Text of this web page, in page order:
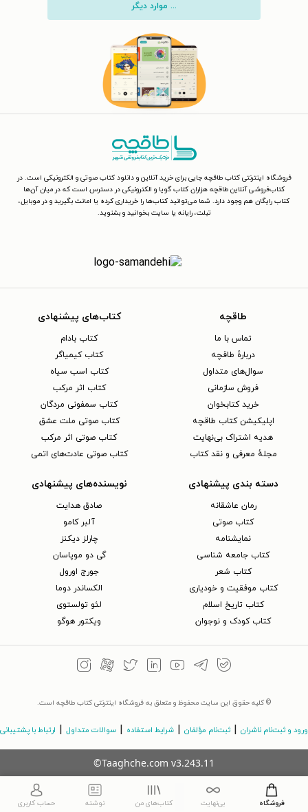
... موارد دیگر
فروشگاه اینترنتی کتاب طاقچه جایی برای خرید آنلاین و دانلود کتاب صوتی و الکترونیکی است. در
کتاب‌فروشی آنلاین طاقچه هزاران کتاب گویا و الکترونیکی در دسترس است که در میان آن‌ها
کتاب رایگان هم وجود دارد. شما می‌توانید کتاب‌ها را خریداری کرده یا امانت بگیرید و در موبایل،
تبلت، رایانه یا سایت بخوانید و بشنوید.
طاقچه
تماس با ما
دربارهٔ طاقچه
سوال‌های متداول
فروش سازمانی
خرید کتابخوان
اپلیکیشن کتاب طاقچه
هدیه اشتراک بی‌نهایت
مجلهٔ معرفی و نقد کتاب
کتاب‌های پیشنهادی
کتاب بادام
کتاب کیمیاگر
کتاب اسب سیاه
کتاب اثر مرکب
کتاب سمفونی مردگان
کتاب صوتی ملت عشق
کتاب صوتی اثر مرکب
کتاب صوتی عادت‌های اتمی
دسته بندی پیشنهادی
رمان عاشقانه
کتاب‌ صوتی
نمایشنامه
کتاب جامعه شناسی
کتاب شعر
کتاب موفقیت و خودیاری
کتاب تاریخ اسلام
کتاب کودک و نوجوان
نویسنده‌های پیشنهادی
صادق هدایت
آلبر کامو
چارلز دیکنز
گی دو موپاسان
جورج اورول
الکساندر دوما
لئو تولستوی
ویکتور هوگو
© کلیه حقوق این سایت محفوظ و متعلق به فروشگاه اینترنتی کتاب طاقچه است.
ورود و ثبت‌نام ناشران | ثبت‌نام مؤلفان | شرایط استفاده | سوالات متداول | ارتباط با پشتیبانی
©Taaghche.com v3.243.11
فروشگاه بی‌نهایت کتاب‌های من نوشته حساب کاربری